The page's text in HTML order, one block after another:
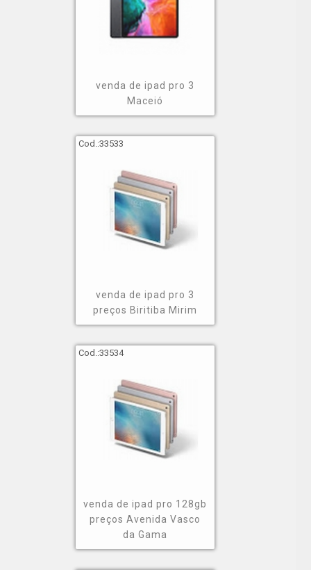
venda de ipad pro 3
Maceió
Cod.:33533
venda de ipad pro 3
preços Biritiba Mirim
Cod.:33534
venda de ipad pro 128gb
preços Avenida Vasco
da Gama